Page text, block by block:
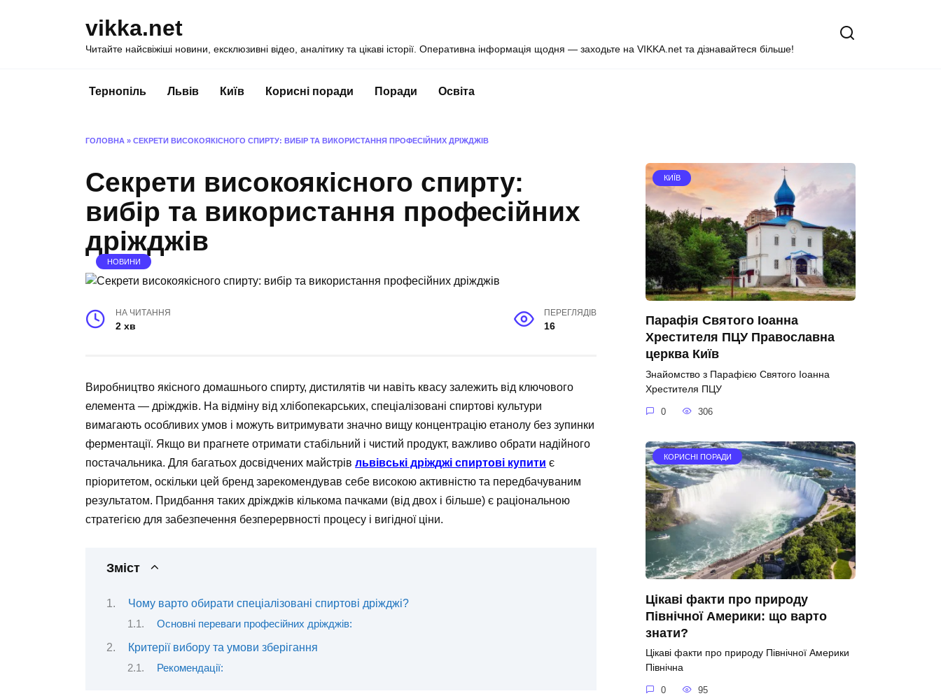
vikka.net
Читайте найсвіжіші новини, ексклюзивні відео, аналітику та цікаві історії. Оперативна інформація щодня — заходьте на VIKKA.net та дізнавайтеся більше!
Тернопіль Львів Київ Корисні поради Поради Освіта
ГОЛОВНА » СЕКРЕТИ ВИСОКОЯКІСНОГО СПИРТУ: ВИБІР ТА ВИКОРИСТАННЯ ПРОФЕСІЙНИХ ДРІЖДЖІВ
Секрети високоякісного спирту:
вибір та використання професійних
дріжджів
НОВИНИ
НА ЧИТАННЯ
2 хв
ПЕРЕГЛЯДІВ
16
Виробництво якісного домашнього спирту, дистилятів чи навіть квасу залежить від ключового
елемента — дріжджів. На відміну від хлібопекарських, спеціалізовані спиртові культури
вимагають особливих умов і можуть витримувати значно вищу концентрацію етанолу без зупинки
ферментації. Якщо ви прагнете отримати стабільний і чистий продукт, важливо обрати надійного
постачальника. Для багатьох досвідчених майстрів львівські дріжджі спиртові купити є
пріоритетом, оскільки цей бренд зарекомендував себе високою активністю та передбачуваним
результатом. Придбання таких дріжджів кількома пачками (від двох і більше) є раціональною
стратегією для забезпечення безперервності процесу і вигідної ціни.
Зміст
Чому варто обирати спеціалізовані спиртові дріжджі?
Основні переваги професійних дріжджів:
Критерії вибору та умови зберігання
Рекомендації:
КИЇВ
Парафія Святого Іоанна
Хрестителя ПЦУ Православна
церква Київ
Знайомство з Парафією Святого Іоанна
Хрестителя ПЦУ
0 306
КОРИСНІ ПОРАДИ
Цікаві факти про природу
Північної Америки: що варто
знати?
Цікаві факти про природу Північної Америки
Північна
0 95